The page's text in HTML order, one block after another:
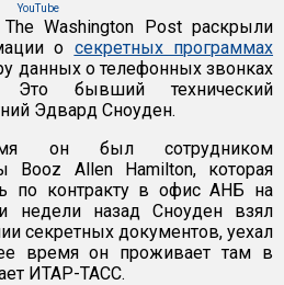
YouTube
Washington Post раскрыли
о секретных программах
данных о телефонных звонках
Это бывший технический
Эдвард Сноуден.
он был сотрудником
Booz Allen Hamilton, которая
по контракту в офис АНБ на
недели назад Сноуден взял
секретных документов, уехал
время он проживает там в
ИТАР-ТАСС.